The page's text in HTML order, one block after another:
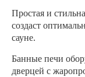
Простая и
создаст
сауне.
Банные печи
дверцей с